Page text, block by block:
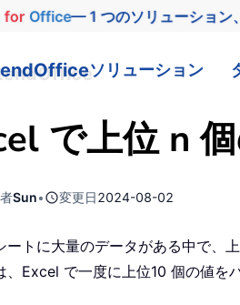
for Office— 1 つのソリューション
ソリューション
で上位 n
Sun• 変更日2024-08-02
ートに大量のデータがある中で、
、Excel で一度に上位10 個の値を